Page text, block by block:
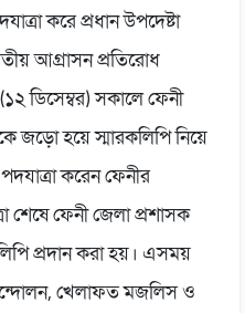
করে প্রধান উপদেষ্টা
আগ্রাসন প্রতিরোধ
ডিসেম্বর) সকালে ফেনী
জড়ো হয়ে স্মারকলিপি নিয়ে
করেন ফেনীর
শেষে ফেনী জেলা প্রশাসক
প্রদান করা হয়। এসময়
খেলাফত মজলিস ও